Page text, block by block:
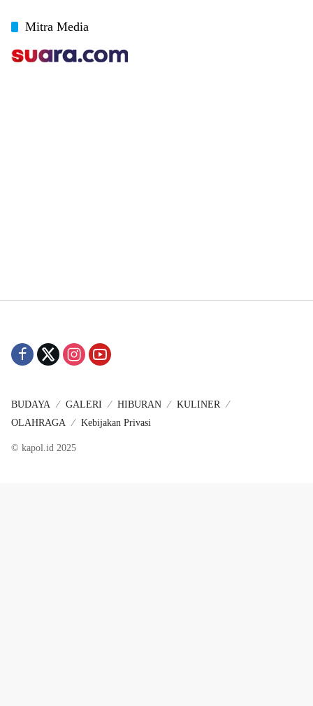
Mitra Media
BUDAYA GALERI HIBURAN
KULINER
OLAHRAGA
Kebijakan Privasi
© kapol.id 2025